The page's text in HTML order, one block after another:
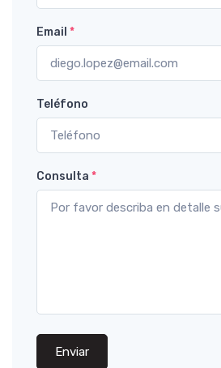
Email *
Teléfono
Consulta *
Enviar